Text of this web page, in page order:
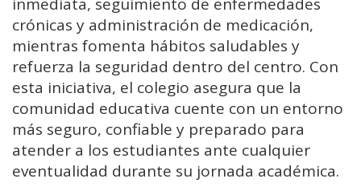
inmediata, seguimiento de enfermedades
crónicas y administración de medicación,
mientras fomenta hábitos saludables y
refuerza la seguridad dentro del centro. Con
esta iniciativa, el colegio asegura que la
comunidad educativa cuente con un entorno
más seguro, confiable y preparado para
atender a los estudiantes ante cualquier
eventualidad durante su jornada académica.